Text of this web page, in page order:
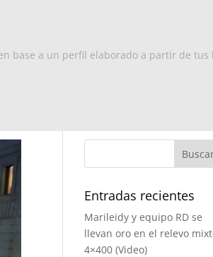
Turismo Contacto
Entradas recientes
Marileidy y equipo RD se
llevan oro en el relevo
4×400 (Video)
base a un perfil elaborado a partir de tus